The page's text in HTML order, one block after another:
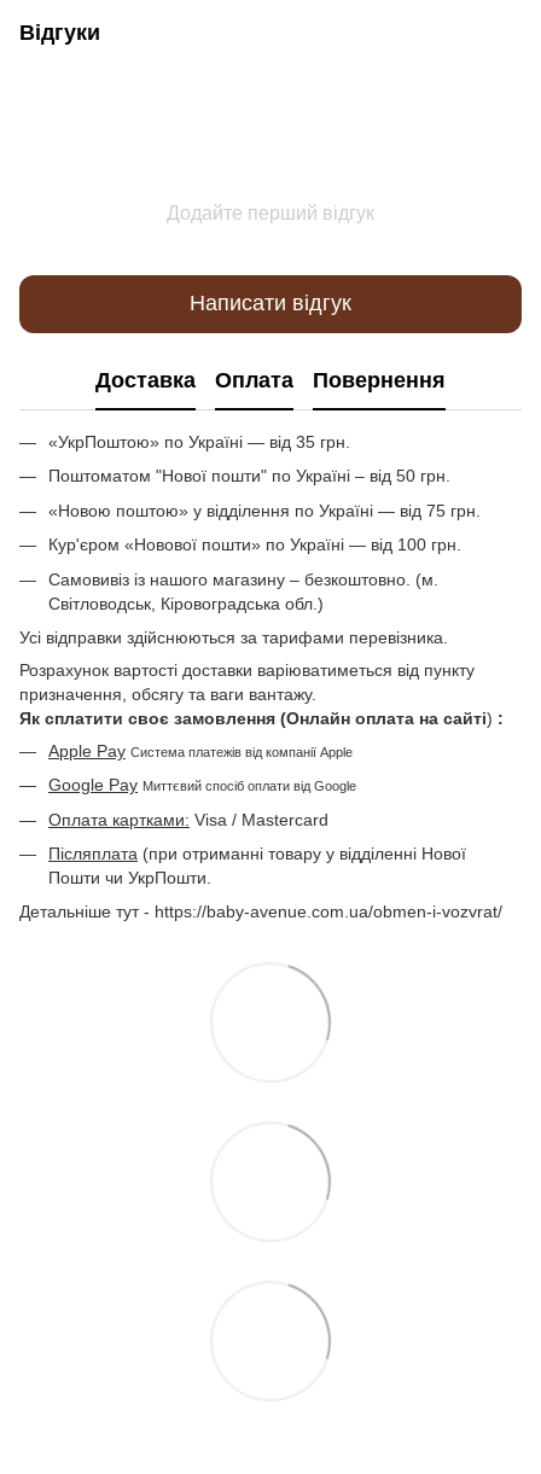
Відгуки
Додайте перший відгук
Написати відгук
Доставка Оплата Повернення
«УкрПоштою» по Україні — від 35 грн.
Поштоматом "Нової пошти" по Україні – від 50 грн.
«Новою поштою» у відділення по Україні — від 75 грн.
Кур'єром «Новової пошти» по Україні — від 100 грн.
Самовивіз із нашого магазину – безкоштовно. (м.
Світловодськ, Кіровоградська обл.)
Усі відправки здійснюються за тарифами перевізника.
Розрахунок вартості доставки варіюватиметься від пункту
призначення, обсягу та ваги вантажу.
Як сплатити своє замовлення (Онлайн оплата на сайті) :
Apple Pay Система платежів від компанії Apple
Google Pay Миттєвий спосіб оплати від Google
Оплата картками: Visa / Mastercard
Післяплата (при отриманні товару у відділенні Нової
Пошти чи УкрПошти.
Детальніше тут - https://baby-avenue.com.ua/obmen-i-vozvrat/